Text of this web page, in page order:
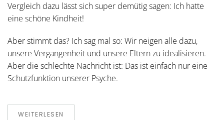
Vergleich dazu lässt sich super demütig sagen: Ich hatte
eine schöne Kindheit!
Aber stimmt das? Ich sag mal so: Wir neigen alle dazu,
unsere Vergangenheit und unsere Eltern zu idealisieren.
Aber die schlechte Nachricht ist: Das ist einfach nur eine
Schutzfunktion unserer Psyche.
WEITERLESEN